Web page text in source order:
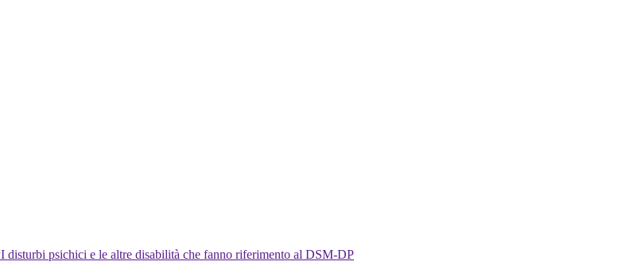
I disturbi psichici e le altre disabilità che fanno riferimento al DSM-DP